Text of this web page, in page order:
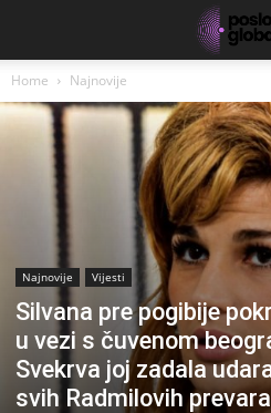
Home Najnovije
Najnovije Vijesti
Silvana pre pogibije
u vezi s čuvenom
Svekrva joj zadala
svih Radmilovih prevara